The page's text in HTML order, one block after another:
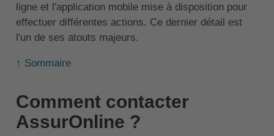
ligne et l'application mobile mise à disposition pour
effectuer différentes actions. Ce dernier détail est
l'un de ses atouts majeurs.
↑ Sommaire
Comment contacter
AssurOnline ?